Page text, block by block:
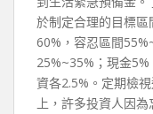
於制定合理的目標
60%，容忍區間
25%~35%；現金
資各2.5%。定期檢
上，許多投資人因